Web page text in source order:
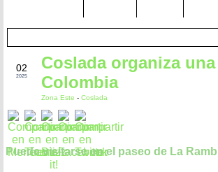
02
2025
Coslada organiza
Colombia
Zona Este - Coslada
Puede visitarse en el paseo de La